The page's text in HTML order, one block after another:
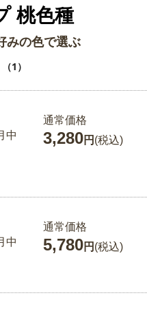
桃色種
みの色で選ぶ
（1）
中
通常価格
3,280円 (税込)
中
通常価格
5,780円 (税込)